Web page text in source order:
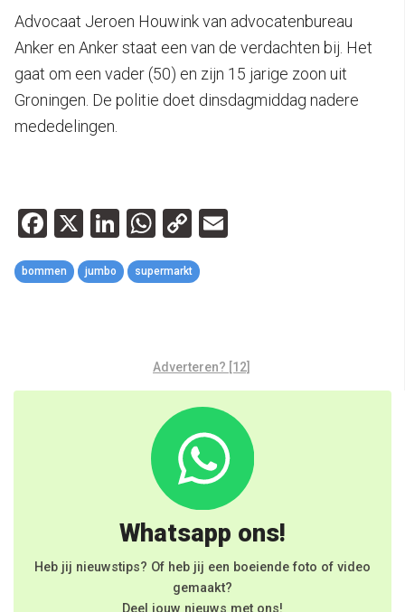
Advocaat Jeroen Houwink van advocatenbureau
Anker en Anker staat een van de verdachten bij. Het
gaat om een vader (50) en zijn 15 jarige zoon uit
Groningen. De politie doet dinsdagmiddag nadere
mededelingen.
Facebook
X LinkedIn
WhatsApp
Copy
Link
bommen jumbo supermarkt
Adverteren? [12]
Whatsapp ons!
Heb jij nieuwstips? Of heb jij een boeiende foto of video
gemaakt?